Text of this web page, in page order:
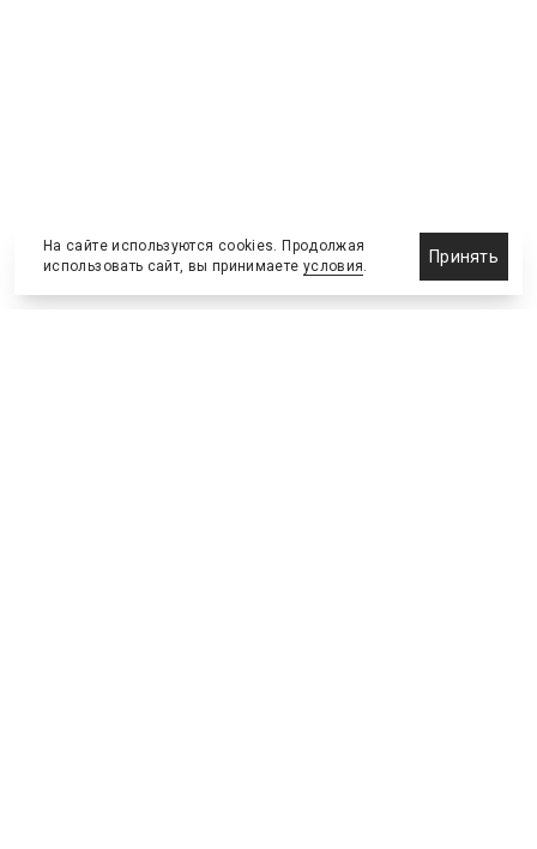
На сайте используются cookies. Продолжая
использовать сайт, вы принимаете условия.
Принять